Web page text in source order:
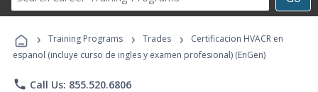
Career
Programs
› Training Programs › Trades ›
Certificacion HVACR en
espanol (incluye curso de ingles y examen profesional) (EnGen)
phone Call Us: 855.520.6806